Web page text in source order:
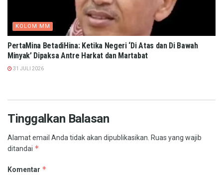
KOLOM MM
PertaMina BetadiHina: Ketika Negeri ‘Di Atas dan Di Bawah
Minyak’ Dipaksa Antre Harkat dan Martabat​
31 JULI 2026
Tinggalkan Balasan
Alamat email Anda tidak akan dipublikasikan. Ruas yang wajib
ditandai *
Komentar *